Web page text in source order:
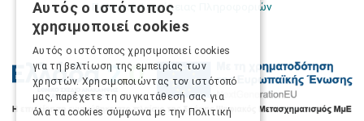
Πολιτική Ασφάλειας Πληροφοριών
Αυτός ο ιστότοπος
χρησιμοποιεί cookies
Αυτός ο ιστότοπος χρησιμοποιεί cookies
για τη βελτίωση της εμπειρίας των
χρηστών. Χρησιμοποιώντας τον ιστότοπό
μας, παρέχετε τη συγκατάθεσή σας για
όλα τα cookies σύμφωνα με την Πολιτική